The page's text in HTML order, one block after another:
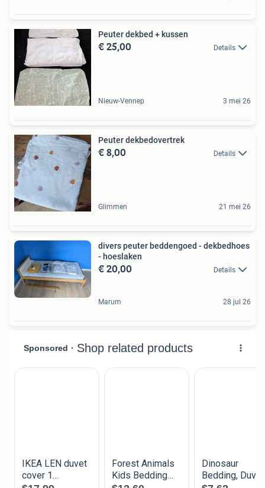
Peuter dekbed + kussen
€ 25,00 Details
Nieuw-Vennep 3 mei 26
Peuter dekbedovertrek
€ 8,00 Details
Glimmen 21 mei 26
divers peuter beddengoed - dekbedhoes
- hoeslaken
€ 20,00 Details
Marum 28 jul 26